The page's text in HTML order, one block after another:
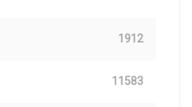
1912
11583